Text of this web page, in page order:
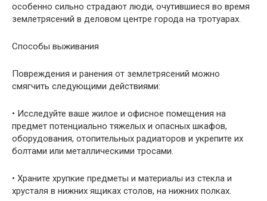
особенно сильно страдают люди, очутившиеся во время
земле­трясений в деловом центре города на тротуарах.
Способы выживания
Повреждения и ранения от землетрясений можно
смягчить следую­щими действиями:
• Исследуйте ваше жилое и офисное помещения на
предмет по­тенциально тяжелых и опасных шкафов,
оборудования, отопи­тельных радиаторов и укрепите их
болтами или металлически­ми тросами.
• Храните хрупкие предметы и материалы из стекла и
хрусталя в нижних ящиках столов, на нижних полках.